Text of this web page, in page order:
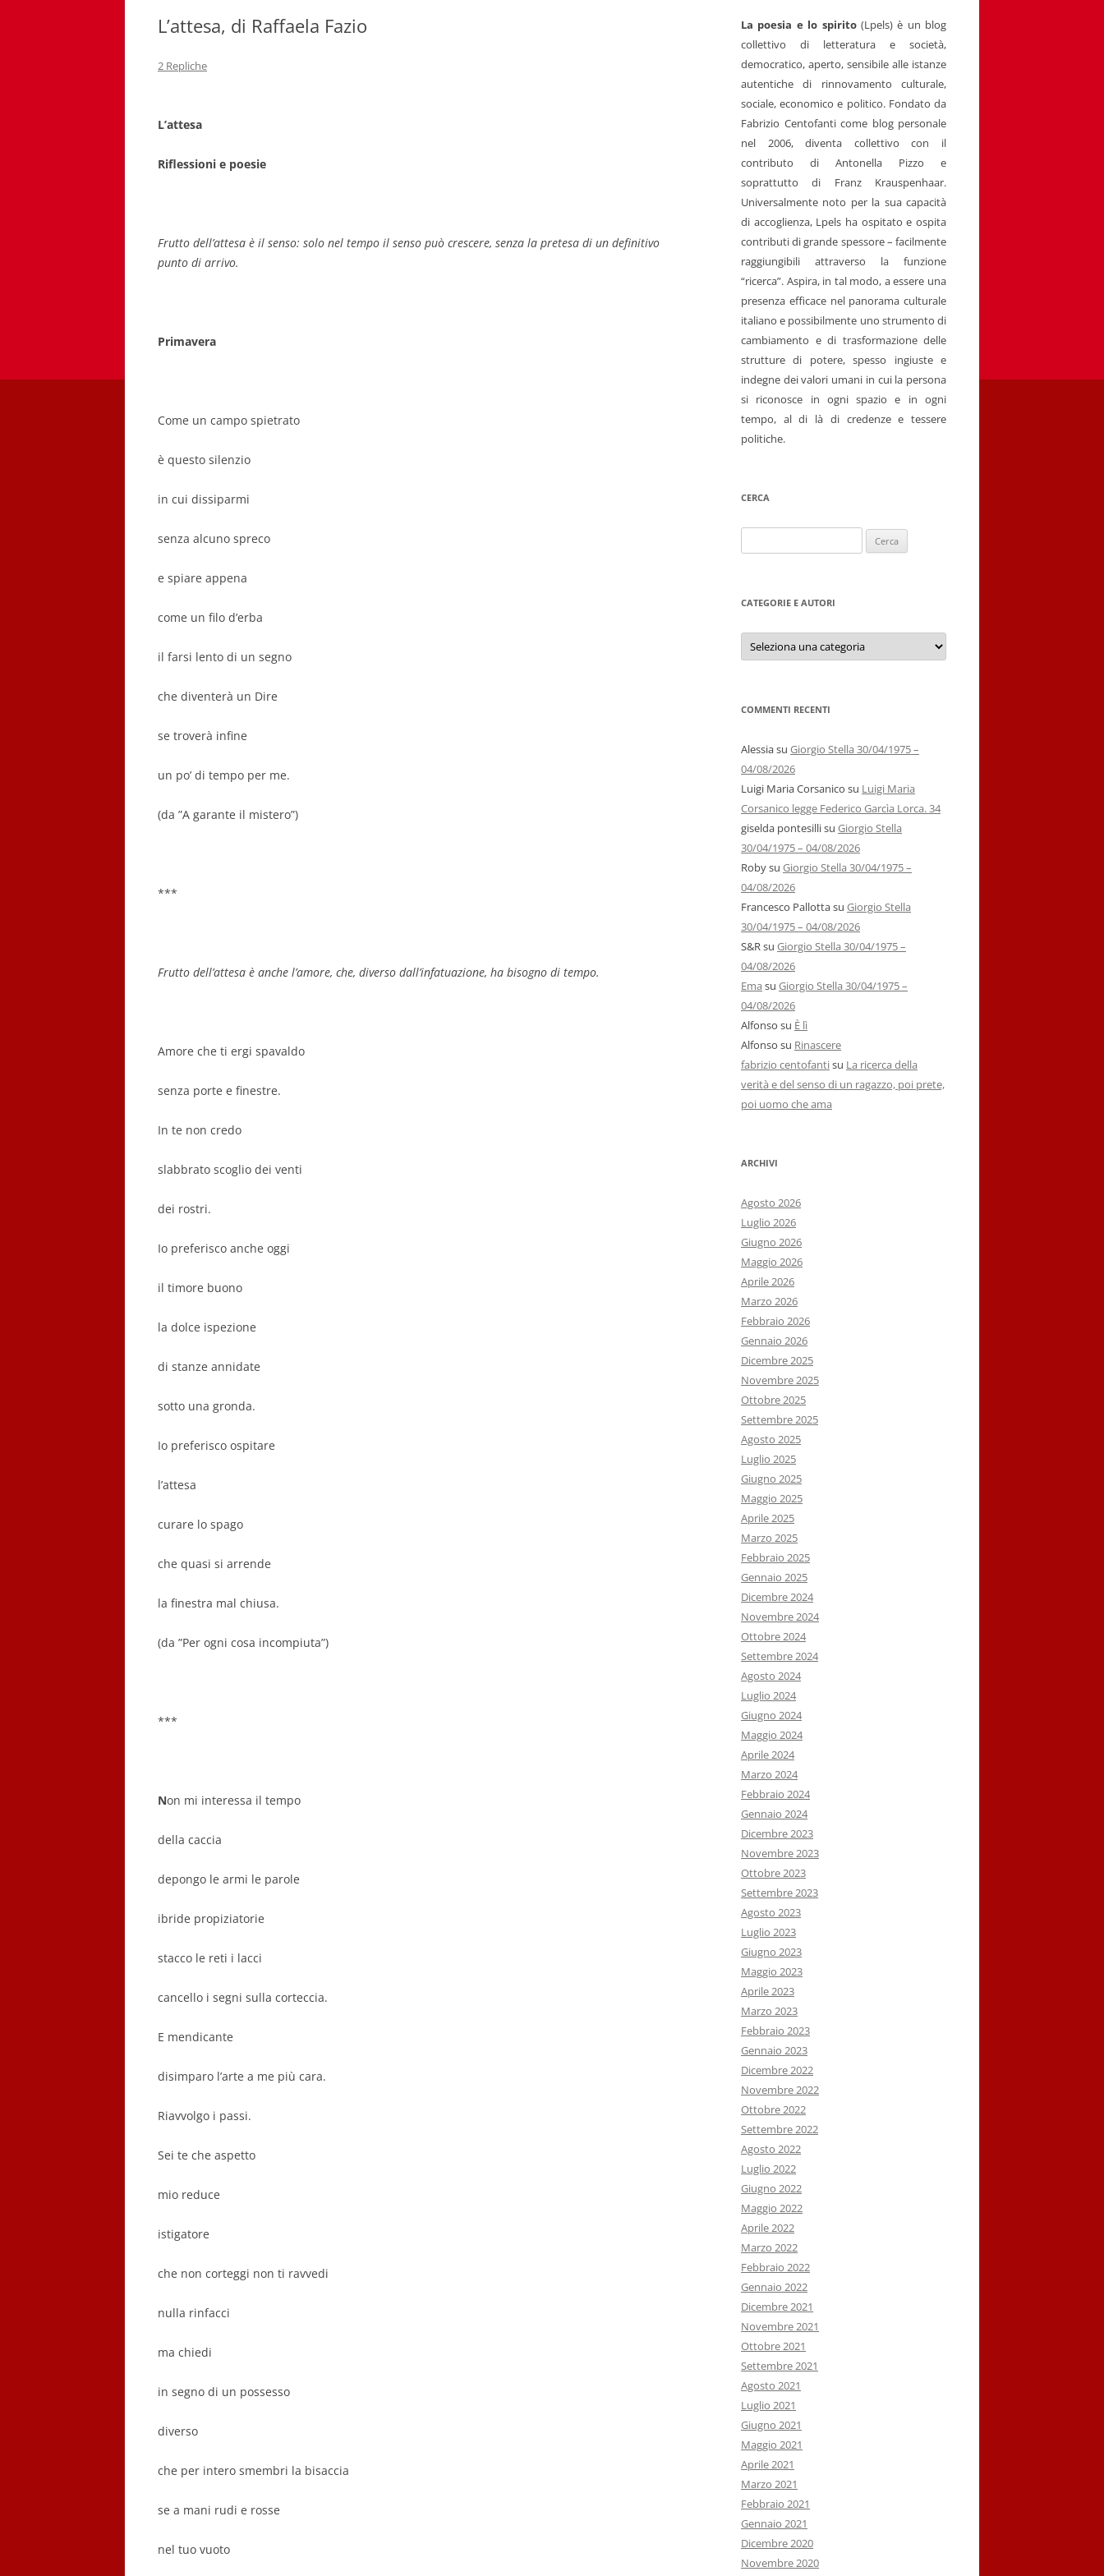
PASQUALE VITAGLIANO
L’attesa, di Raffaela Fazio
2 Repliche
L’attesa
Riflessioni e poesie
Frutto dell’attesa è il senso: solo nel tempo il senso può crescere, senza la pretesa di un definitivo
punto di arrivo.
Primavera
Come un campo spietrato
è questo silenzio
in cui dissiparmi
senza alcuno spreco
e spiare appena
come un filo d’erba
il farsi lento di un segno
che diventerà un Dire
se troverà infine
un po’ di tempo per me.
(da ”A garante il mistero”)
***
Frutto dell’attesa è anche l’amore, che, diverso dall’infatuazione, ha bisogno di tempo.
Amore che ti ergi spavaldo
senza porte e finestre.
In te non credo
slabbrato scoglio dei venti
dei rostri.
Io preferisco anche oggi
il timore buono
la dolce ispezione
di stanze annidate
sotto una gronda.
Io preferisco ospitare
l’attesa
curare lo spago
che quasi si arrende
la finestra mal chiusa.
(da ”Per ogni cosa incompiuta”)
***
Non mi interessa il tempo
della caccia
depongo le armi le parole
ibride propiziatorie
stacco le reti i lacci
cancello i segni sulla corteccia.
E mendicante
disimparo l’arte a me più cara.
Riavvolgo i passi.
Sei te che aspetto
mio reduce
istigatore
che non corteggi non ti ravvedi
nulla rinfacci
ma chiedi
in segno di un possesso
diverso
che per intero smembri la bisaccia
se a mani rudi e rosse
nel tuo vuoto
La poesia e lo spirito(Lpels) è un blog
collettivo di letteratura e società,
democratico, aperto, sensibile alle istanze
autentiche di rinnovamento culturale,
sociale, economico e politico. Fondato da
Fabrizio Centofanti come blog personale
nel 2006, diventa collettivo con il
contributo di Antonella Pizzo e
soprattutto di Franz Krauspenhaar.
Universalmente noto per la sua capacità
di accoglienza, Lpels ha ospitato e ospita
contributi di grande spessore – facilmente
raggiungibili attraverso la funzione
“ricerca”. Aspira, in tal modo, a essere una
presenza efficace nel panorama culturale
italiano e possibilmente uno strumento di
cambiamento e di trasformazione delle
strutture di potere, spesso ingiuste e
indegne dei valori umani in cui la persona
si riconosce in ogni spazio e in ogni
tempo, al di là di credenze e tessere
politiche.
CERCA
per:
CATEGORIE E AUTORI
Categorie
autori
COMMENTI RECENTI
Alessiasu Giorgio Stella 30/04/1975 –
04/08/2026
Luigi Maria Corsanico su Luigi Maria
Corsanico legge Federico Garcìa Lorca. 34
giselda pontesillisu Giorgio Stella
30/04/1975 – 04/08/2026
Robysu Giorgio Stella 30/04/1975 –
04/08/2026
Francesco Pallottasu Giorgio Stella
30/04/1975 – 04/08/2026
S&Rsu Giorgio Stella 30/04/1975 –
04/08/2026
Ema su Giorgio Stella 30/04/1975 –
04/08/2026
Alfonso su È lì
Alfonso su Rinascere
fabrizio centofantisu La ricerca della
verità e del senso di un ragazzo, poi prete,
poi uomo che ama
ARCHIVI
Agosto 2026
Luglio 2026
Giugno 2026
Maggio 2026
Aprile 2026
Marzo 2026
Febbraio 2026
Gennaio 2026
Dicembre 2025
Novembre 2025
Ottobre 2025
Settembre 2025
Agosto 2025
Luglio 2025
Giugno 2025
Maggio 2025
Aprile 2025
Marzo 2025
Febbraio 2025
Gennaio 2025
Dicembre 2024
Novembre 2024
Ottobre 2024
Settembre 2024
Agosto 2024
Luglio 2024
Giugno 2024
Maggio 2024
Aprile 2024
Marzo 2024
Febbraio 2024
Gennaio 2024
Dicembre 2023
Novembre 2023
Ottobre 2023
Settembre 2023
Agosto 2023
Luglio 2023
Giugno 2023
Maggio 2023
Aprile 2023
Marzo 2023
Febbraio 2023
Gennaio 2023
Dicembre 2022
Novembre 2022
Ottobre 2022
Settembre 2022
Agosto 2022
Luglio 2022
Giugno 2022
Maggio 2022
Aprile 2022
Marzo 2022
Febbraio 2022
Gennaio 2022
Dicembre 2021
Novembre 2021
Ottobre 2021
Settembre 2021
Agosto 2021
Luglio 2021
Giugno 2021
Maggio 2021
Aprile 2021
Marzo 2021
Febbraio 2021
Gennaio 2021
Dicembre 2020
Novembre 2020